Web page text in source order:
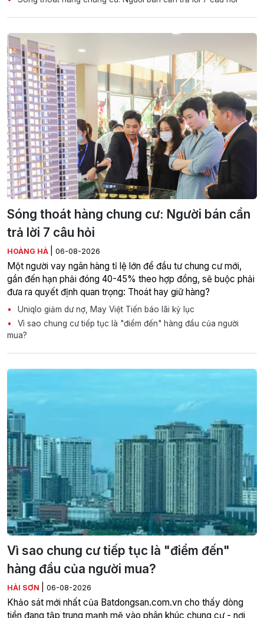
Sóng thoát hàng chung cư: Người bán cần
trả lời 7 câu hỏi
HOÀNG HÀ 06-08-2026
Một người vay ngân hàng tỉ lệ lớn để đầu tư chung cư mới,
gần đến hạn phải đóng 40-45% theo hợp đồng, sẽ buộc phải
đưa ra quyết định quan trọng: Thoát hay giữ hàng?
Uniqlo giảm dư nợ, May Việt Tiến báo lãi kỷ lục
Vì sao chung cư tiếp tục là "điểm đến" hàng đầu của người
mua?
Vì sao chung cư tiếp tục là "điểm đến"
hàng đầu của người mua?
HẢI SƠN 06-08-2026
Khảo sát mới nhất của Batdongsan.com.vn cho thấy dòng
tiền đang tập trung mạnh mẽ vào phân khúc chung cư - nơi